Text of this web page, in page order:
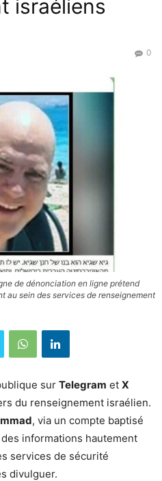
israéliens
0
de dénonciation en ligne prétend
au sein des services de renseignement
sur Telegram et X
du renseignement israélien.
, via un compte baptisé
informations hautement
services de sécurité
divulguer.